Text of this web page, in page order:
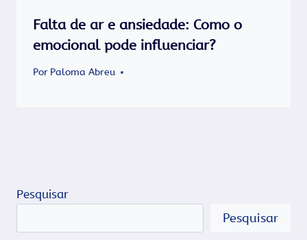
Falta de ar e ansiedade: Como o
emocional pode influenciar?
Por Paloma Abreu
Pesquisar
Pesquisar